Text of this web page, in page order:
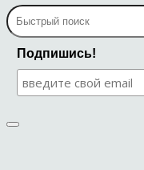
Подпишись!